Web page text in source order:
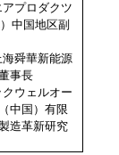
プロダクツ
）中国地区副
海舜華新能源
事長
ウェルオー
中国）有限
造革新研究